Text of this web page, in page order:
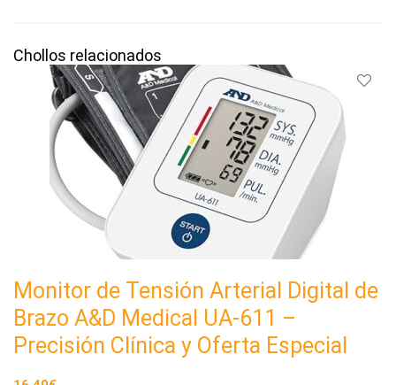
Chollos relacionados
Monitor de Tensión Arterial Digital de
Brazo A&D Medical UA-611 –
Precisión Clínica y Oferta Especial